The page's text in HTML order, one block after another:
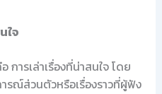
ใจ
ารเล่าเรื่องที่น่าสนใจ โดย
รณ์ส่วนตัวหรือเรื่องราวที่ผู้ฟัง